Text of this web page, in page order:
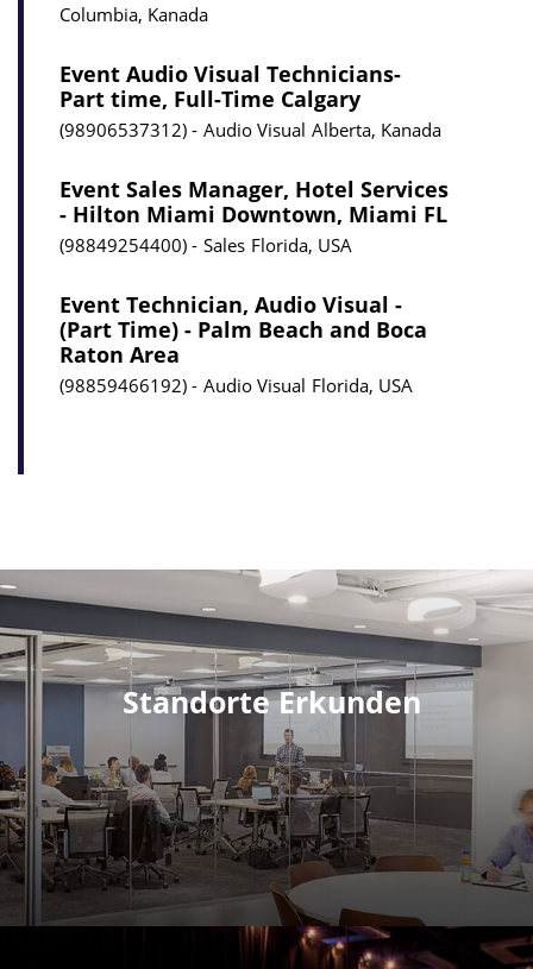
Columbia, Kanada
Event Audio Visual Technicians-
Part time, Full-Time Calgary
98906537312 Audio Visual Alberta, Kanada
Event Sales Manager, Hotel Services
- Hilton Miami Downtown, Miami FL
98849254400 Sales Florida, USA
Event Technician, Audio Visual -
(Part Time) - Palm Beach and Boca
Raton Area
98859466192 Audio Visual Florida, USA
Standorte Erkunden